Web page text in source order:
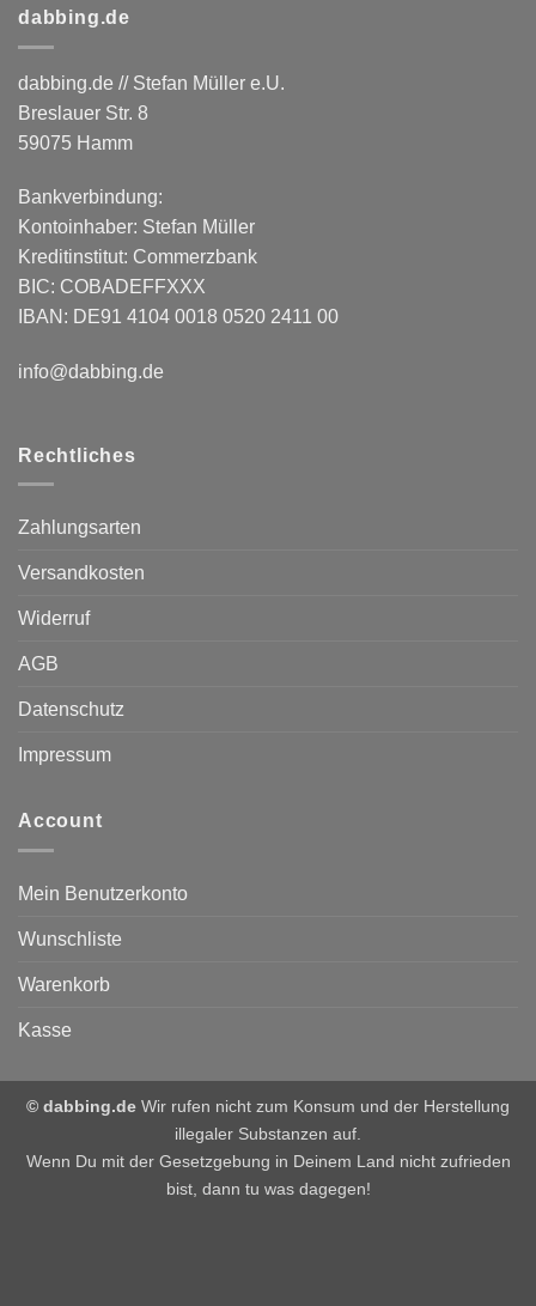
dabbing.de
dabbing.de // Stefan Müller e.U.
Breslauer Str. 8
59075 Hamm
Bankverbindung:
Kontoinhaber: Stefan Müller
Kreditinstitut: Commerzbank
BIC: COBADEFFXXX
IBAN: DE91 4104 0018 0520 2411 00
info@dabbing.de
Rechtliches
Zahlungsarten
Versandkosten
Widerruf
AGB
Datenschutz
Impressum
Account
Mein Benutzerkonto
Wunschliste
Warenkorb
Kasse
© dabbing.de Wir rufen nicht zum Konsum und der Herstellung
illegaler Substanzen auf.
Wenn Du mit der Gesetzgebung in Deinem Land nicht zufrieden
bist, dann tu was dagegen!